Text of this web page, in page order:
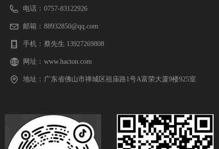
电话： 0757-83122926
邮箱： 88932850@qq.com
手机： 蔡先生 13927269808
网址： www.hacton.com
地址： 广东省佛山市禅城区祖庙路1号A富荣大厦9楼925室